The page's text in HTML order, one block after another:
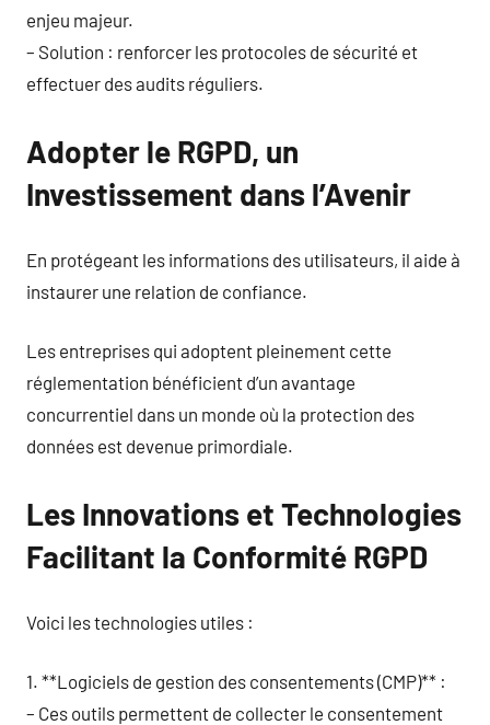
enjeu majeur.
– Solution : renforcer les protocoles de sécurité et
effectuer des audits réguliers.
Adopter le RGPD, un
Investissement dans l’Avenir
En protégeant les informations des utilisateurs, il aide à
instaurer une relation de confiance.
Les entreprises qui adoptent pleinement cette
réglementation bénéficient d’un avantage
concurrentiel dans un monde où la protection des
données est devenue primordiale.
Les Innovations et Technologies
Facilitant la Conformité RGPD
Voici les technologies utiles :
1. **Logiciels de gestion des consentements (CMP)** :
– Ces outils permettent de collecter le consentement